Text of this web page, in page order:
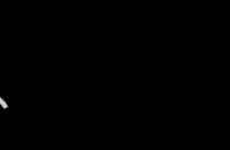
invisible, les
peut amener à une